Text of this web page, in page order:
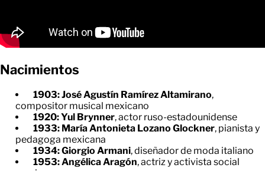
Nacimientos
1903: José Agustín Ramírez Altamirano,
compositor musical mexicano
1920: Yul Brynner, actor ruso-estadounidense
1933: María Antonieta Lozano Glockner, pianista y
pedagoga mexicana
1934: Giorgio Armani, diseñador de moda italiano
1953: Angélica Aragón, actriz y activista social